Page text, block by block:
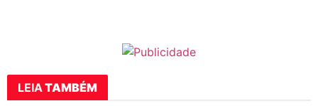
LEIA TAMBÉM